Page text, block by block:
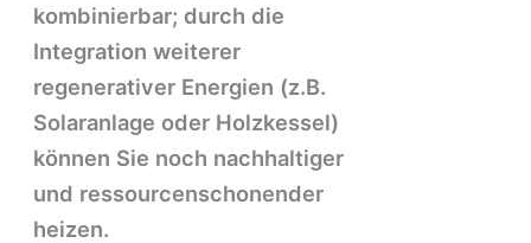
kombinierbar; durch die
Integration weiterer
regenerativer Energien (z.B.
Solaranlage oder Holzkessel)
können Sie noch nachhaltiger
und ressourcenschonender
heizen.